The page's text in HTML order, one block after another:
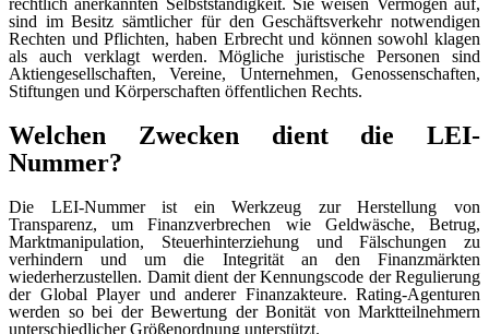
rechtlich anerkannten Selbstständigkeit. Sie weisen Vermögen auf,
sind im Besitz sämtlicher für den Geschäftsverkehr notwendigen
Rechten und Pflichten, haben Erbrecht und können sowohl klagen
als auch verklagt werden. Mögliche juristische Personen sind
Aktiengesellschaften, Vereine, Unternehmen, Genossenschaften,
Stiftungen und Körperschaften öffentlichen Rechts.
Welchen Zwecken dient die LEI-
Nummer?
Die LEI-Nummer ist ein Werkzeug zur Herstellung von
Transparenz, um Finanzverbrechen wie Geldwäsche, Betrug,
Marktmanipulation, Steuerhinterziehung und Fälschungen zu
verhindern und um die Integrität an den Finanzmärkten
wiederherzustellen. Damit dient der Kennungscode der Regulierung
der Global Player und anderer Finanzakteure. Rating-Agenturen
werden so bei der Bewertung der Bonität von Marktteilnehmern
unterschiedlicher Größenordnung unterstützt.